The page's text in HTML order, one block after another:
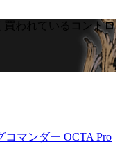
買われているコントロ
マンダー OCTA Pro